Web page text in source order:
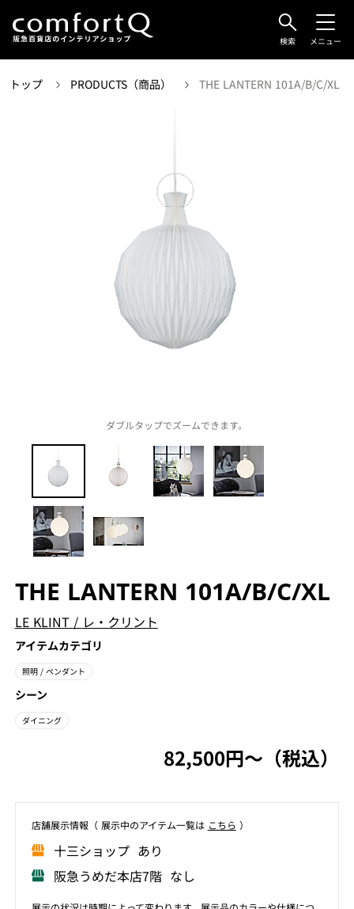
検索 メニュー
トップ PRODUCTS（商品） THE LANTERN 101A/B/C/XL
ダブルタップでズームできます。
THE LANTERN 101A/B/C/XL
LE KLINT / レ・クリント
アイテムカテゴリ
照明 / ペンダント
シーン
ダイニング
82,500円〜（税込）
店舗展⽰情報（ 展⽰中のアイテム⼀覧は こちら ）
⼗三ショップ あり
阪急うめだ本店7階 なし